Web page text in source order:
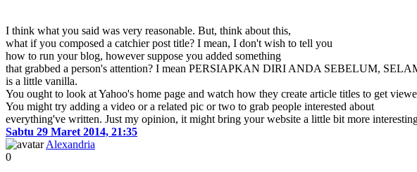
I think what you said was very reasonable. But, think about this,
what if you composed a catchier post title? I mean, I don't wish to tell you
how to run your blog, however suppose you added something
that grabbed a person's attention? I mean PERSIAPKAN DIRI ANDA SEBELUM,
is a little vanilla.
You ought to look at Yahoo's home page and watch how they create article titles to get
You might try adding a video or a related pic or two to grab people interested about
everything've written. Just my opinion, it might bring your website a little bit more
Sabtu 29 Maret 2014, 21:35
Alexandria
0